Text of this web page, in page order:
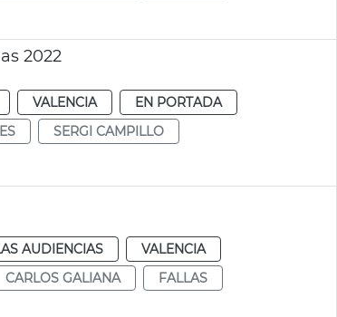
2022
VALENCIA
EN PORTADA
SERGI CAMPILLO
AUDIENCIAS
VALENCIA
CARLOS GALIANA
FALLAS